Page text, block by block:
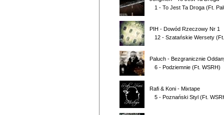
1 - To Jest Ta Droga (Ft.
PIH - Dowód Rzeczowy Nr 1
12 - Szatańskie Wersety
Paluch - Bezgranicznie
6 - Podziemnie (Ft. WSRH)
Rafi & Koni - Mixtape
5 - Poznański Styl (Ft.